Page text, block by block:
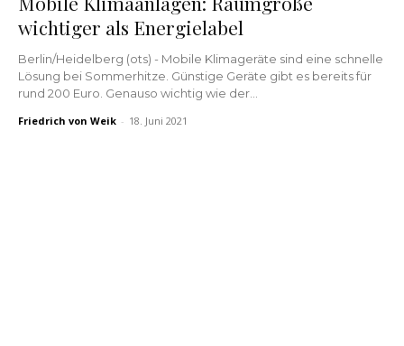
wichtiger als Energielabel
Berlin/Heidelberg (ots) - Mobile Klimageräte sind eine schnelle
Lösung bei Sommerhitze. Günstige Geräte gibt es bereits für
rund 200 Euro. Genauso wichtig wie der...
Friedrich von Weik - 18. Juni 2021